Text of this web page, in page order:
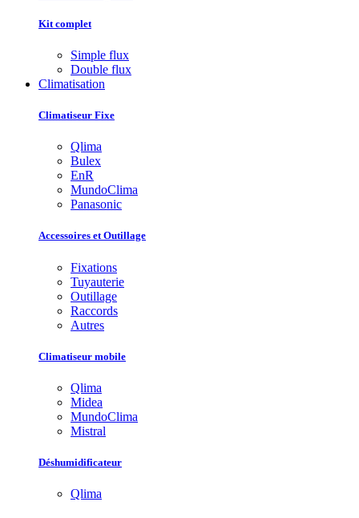
Kit complet
Simple flux
Double flux
Climatisation
Climatiseur Fixe
Qlima
Bulex
EnR
MundoClima
Panasonic
Accessoires et Outillage
Fixations
Tuyauterie
Outillage
Raccords
Autres
Climatiseur mobile
Qlima
Midea
MundoClima
Mistral
Déshumidificateur
Qlima